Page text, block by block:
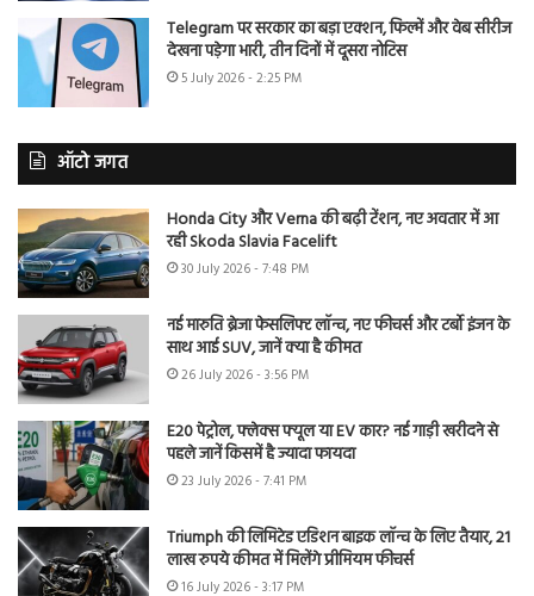
Telegram पर सरकार का बड़ा एक्शन, फिल्में और वेब सीरीज
देखना पड़ेगा भारी, तीन दिनों में दूसरा नोटिस
5 July 2026 - 2:25 PM
ऑटो जगत
Honda City और Verna की बढ़ी टेंशन, नए अवतार में आ
रही Skoda Slavia Facelift
30 July 2026 - 7:48 PM
नई मारुति ब्रेजा फेसलिफ्ट लॉन्च, नए फीचर्स और टर्बो इंजन के
साथ आई SUV, जानें क्या है कीमत
26 July 2026 - 3:56 PM
E20 पेट्रोल, फ्लेक्स फ्यूल या EV कार? नई गाड़ी खरीदने से
पहले जानें किसमें है ज्यादा फायदा
23 July 2026 - 7:41 PM
Triumph की लिमिटेड एडिशन बाइक लॉन्च के लिए तैयार, 21
लाख रुपये कीमत में मिलेंगे प्रीमियम फीचर्स
16 July 2026 - 3:17 PM